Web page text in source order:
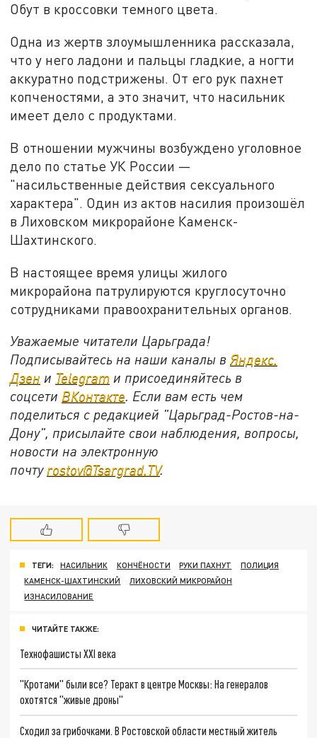
Обут в кроссовки темного цвета.
Одна из жертв злоумышленника рассказала,
что у него ладони и пальцы гладкие, а ногти
аккуратно подстрижены. От его рук пахнет
копченостями, а это значит, что насильник
имеет дело с продуктами.
В отношении мужчины возбуждено уголовное
дело по статье УК России —
"насильственные действия сексуального
характера". Один из актов насилия произошёл
в Лиховском микрорайоне Каменск-
Шахтинского.
В настоящее время улицы жилого
микрорайона патрулируются круглосуточно
сотрудниками правоохранительных органов.
Уважаемые читатели Царьграда!
Подписывайтесь на наши каналы вЯндекс.
Дзен и Telegram и присоединяйтесь в
соцсети ВКонтакте. Если вам есть чем
поделиться с редакцией "Царьград-Ростов-на-
Дону", присылайте свои наблюдения, вопросы,
новости на электронную
почту rostov@Tsargrad.ТV.
ТЕГИ: НАСИЛЬНИК КОНЧЁНОСТИ РУКИ ПАХНУТ
ПОЛИЦИЯ
КАМЕНСК-ШАХТИНСКИЙ
ЛИХОВСКИЙ МИКРОРАЙОН
ИЗНАСИЛОВАНИЕ
ЧИТАЙТЕ ТАКЖЕ:
Технофашисты XXI века
"Кротами" были все? Теракт в центре Москвы: На генералов
охотятся "живые дроны"
Сходил за грибочками. В Ростовской области местный житель